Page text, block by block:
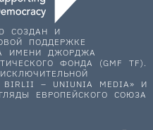
СОЗДАН И
ПОДДЕРЖКЕ
ИМЕНИ ДЖОРДЖА
ФОНДА (GMF TF).
– UNIUNIA MEDIA» И
ЕВРОПЕЙСКОГО СОЮЗА